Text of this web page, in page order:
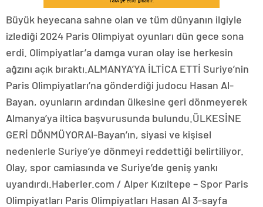
Büyük heyecana sahne olan ve tüm dünyanın ilgiyle
izlediği 2024 Paris Olimpiyat oyunları dün gece sona
erdi. Olimpiyatlar’a damga vuran olay ise herkesin
ağzını açık bıraktı.ALMANYA’YA İLTİCA ETTİ Suriye’nin
Paris Olimpiyatları’na gönderdiği judocu Hasan Al-
Bayan, oyunların ardından ülkesine geri dönmeyerek
Almanya’ya iltica başvurusunda bulundu.ÜLKESİNE
GERİ DÖNMÜYORAl-Bayan’ın, siyasi ve kişisel
nedenlerle Suriye’ye dönmeyi reddettiği belirtiliyor.
Olay, spor camiasında ve Suriye’de geniş yankı
uyandırdı.Haberler.com / Alper Kızıltepe – Spor Paris
Olimpiyatları Paris Olimpiyatları Hasan Al 3-sayfa